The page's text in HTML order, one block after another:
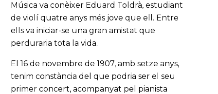
Música va conèixer Eduard Toldrà, estudiant
de violí quatre anys més jove que ell. Entre
ells va iniciar-se una gran amistat que
perduraria tota la vida.
El 16 de novembre de 1907, amb setze anys,
tenim constància del que podria ser el seu
primer concert, acompanyat pel pianista